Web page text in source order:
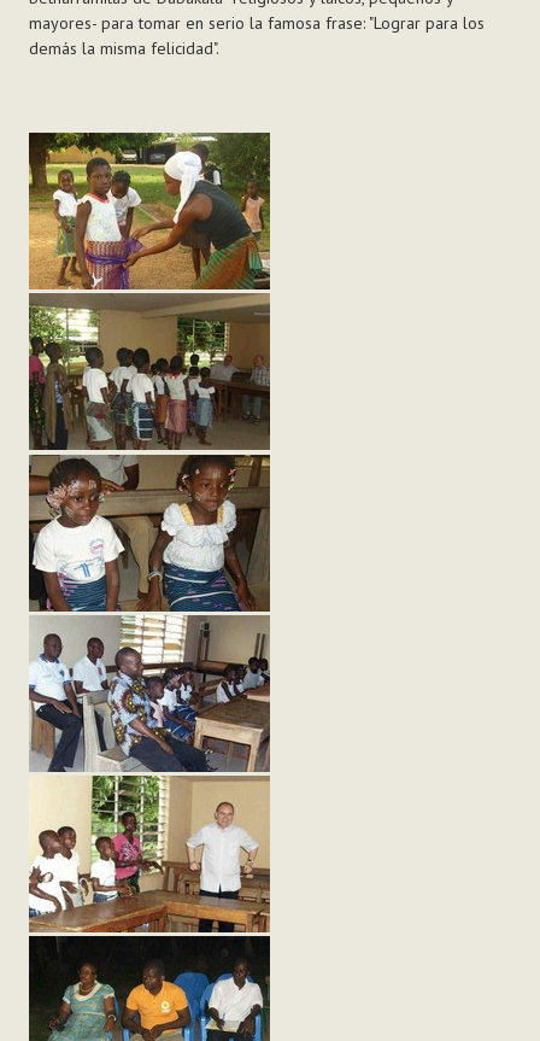
mayores- para tomar en serio la famosa frase: "Lograr para los
demás la misma felicidad".